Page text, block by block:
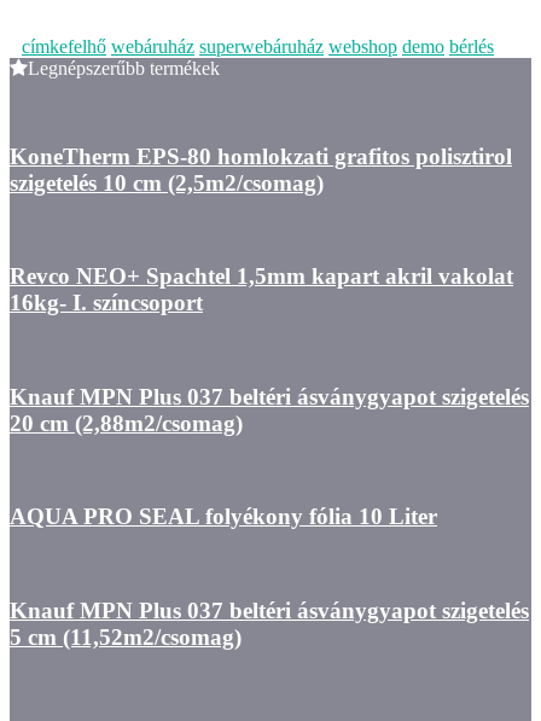
címkefelhő webáruház superwebáruház webshop demo bérlés
Legnépszerűbb termékek
KoneTherm EPS-80 homlokzati grafitos polisztirol
szigetelés 10 cm (2,5m2/csomag)
Revco NEO+ Spachtel 1,5mm kapart akril vakolat
16kg- I. színcsoport
Knauf MPN Plus 037 beltéri ásványgyapot szigetelés
20 cm (2,88m2/csomag)
AQUA PRO SEAL folyékony fólia 10 Liter
Knauf MPN Plus 037 beltéri ásványgyapot szigetelés
5 cm (11,52m2/csomag)